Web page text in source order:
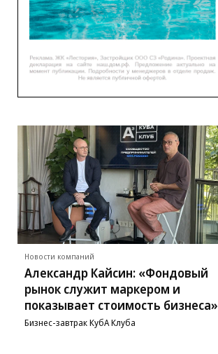
Новости компаний
Александр Кайсин: «Фондовый
рынок служит маркером и
показывает стоимость бизнеса»
Бизнес-завтрак КубА Клуба